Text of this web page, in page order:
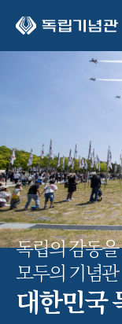
독립의 감동
모두의 기념관
대한민국